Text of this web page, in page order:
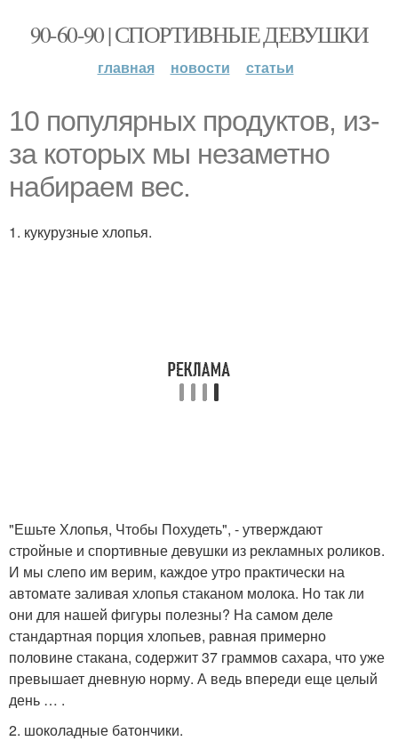
90-60-90 | СПОРТИВНЫЕ ДЕВУШКИ
главная новости статьи
10 популярных продуктов, из-
за которых мы незаметно
набираем вес.
1. кукурузные хлопья.
"Ешьте Хлопья, Чтобы Похудеть", - утверждают
стройные и спортивные девушки из рекламных роликов.
И мы слепо им верим, каждое утро практически на
автомате заливая хлопья стаканом молока. Но так ли
они для нашей фигуры полезны? На самом деле
стандартная порция хлопьев, равная примерно
половине стакана, содержит 37 граммов сахара, что уже
превышает дневную норму. А ведь впереди еще целый
день … .
2. шоколадные батончики.